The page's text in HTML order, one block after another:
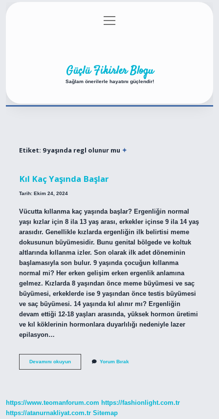
Gizlilik Politikası
menüyü
aç
Güçlü Fikirler Blogu
Sağlam önerilerle hayatını güçlendir!
Etiket: 9 yaşında regl olunur mu
Kıl Kaç Yaşında Başlar
Tarih: Ekim 24, 2024
Vücutta kıllanma kaç yaşında başlar? Ergenliğin normal
yaşı kızlar için 8 ila 13 yaş arası, erkekler içinse 9 ila 14 yaş
arasıdır. Genellikle kızlarda ergenliğin ilk belirtisi meme
dokusunun büyümesidir. Bunu genital bölgede ve koltuk
altlarında kıllanma izler. Son olarak ilk adet döneminin
başlamasıyla son bulur. 9 yaşında çocuğun kıllanma
normal mi? Her erken gelişim erken ergenlik anlamına
gelmez. Kızlarda 8 yaşından önce meme büyümesi ve saç
büyümesi, erkeklerde ise 9 yaşından önce testis büyümesi
ve saç büyümesi. 14 yaşında kıl alınır mı? Ergenliğin
devam ettiği 12-18 yaşları arasında, yüksek hormon üretimi
ve kıl köklerinin hormonlara duyarlılığı nedeniyle lazer
epilasyon…
Devamını okuyunKıl
Yorum Bırak
https://www.teomanforum.com https://fashionlight.com.tr
https://atanurnakliyat.com.tr Sitemap